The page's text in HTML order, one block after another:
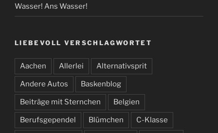
Wasser! Ans Wasser!
LIEBEVOLL VERSCHLAGWORTET
Aachen Allerlei Alternativsprit
Andere Autos Baskenblog
Beiträge mit Sternchen Belgien
Berufsgependel Blümchen C-Klasse